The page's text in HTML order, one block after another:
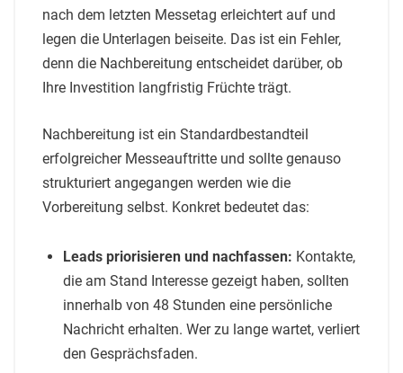
nach dem letzten Messetag erleichtert auf und
legen die Unterlagen beiseite. Das ist ein Fehler,
denn die Nachbereitung entscheidet darüber, ob
Ihre Investition langfristig Früchte trägt.
Nachbereitung ist ein Standardbestandteil
erfolgreicher Messeauftritte und sollte genauso
strukturiert angegangen werden wie die
Vorbereitung selbst. Konkret bedeutet das:
Leads priorisieren und nachfassen: Kontakte,
die am Stand Interesse gezeigt haben, sollten
innerhalb von 48 Stunden eine persönliche
Nachricht erhalten. Wer zu lange wartet, verliert
den Gesprächsfaden.